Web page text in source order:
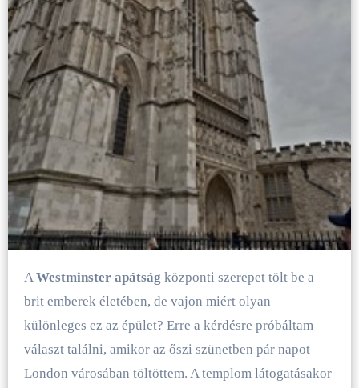
A Westminster apátság központi szerepet tölt be a
brit emberek életében, de vajon miért olyan
különleges ez az épület? Erre a kérdésre próbáltam
választ találni, amikor az őszi szünetben pár napot
London városában töltöttem. A templom látogatásakor